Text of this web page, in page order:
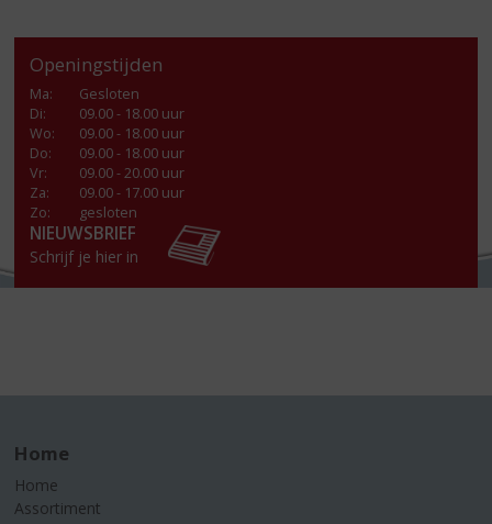
Openingstijden
Ma:
Gesloten
Di:
09.00 - 18.00 uur
Wo:
09.00 - 18.00 uur
Do:
09.00 - 18.00 uur
Vr:
09.00 - 20.00 uur
Za:
09.00 - 17.00 uur
Zo:
gesloten
NIEUWSBRIEF
Schrijf je hier in
Home
Home
Assortiment